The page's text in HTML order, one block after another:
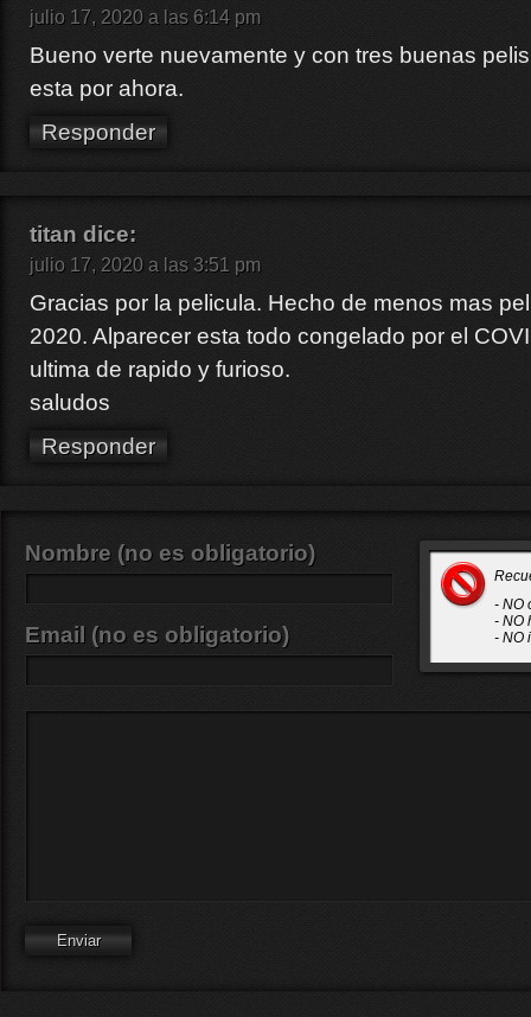
julio 17, 2020 a las 6:14 pm
Bueno verte nuevamente y con tres buenas
esta por ahora.
Responder
titan dice:
julio 17, 2020 a las 3:51 pm
Gracias por la pelicula. Hecho de menos mas
2020. Alparecer esta todo congelado por el
ultima de rapido y furioso.
saludos
Responder
- NO
- NO
- NO
Nombre (no es obligatorio)
Email (no es obligatorio)